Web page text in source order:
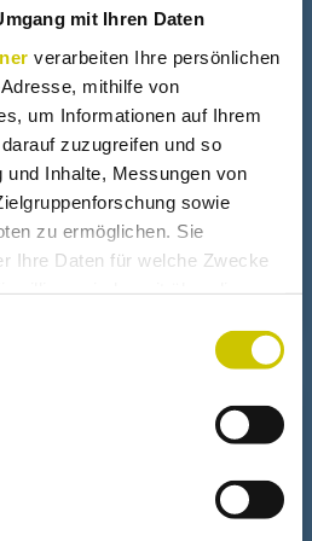
mit Ihren Daten
verarbeiten Ihre persönlichen
mithilfe von
um Informationen auf Ihrem
zuzugreifen und so
und Inhalte, Messungen von
sowie
zu ermöglichen. Sie
Ihre Daten für welche Zwecke
widerrufen
geografische Lage erfassen,
Scannen nach bestimmten
Linse verdampfen
mal anders
+
schmilzt